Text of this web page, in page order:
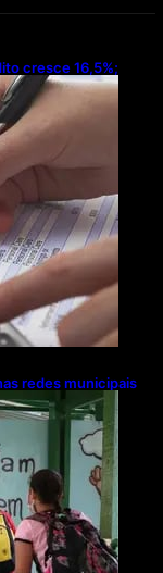
cresce 16,5%;
estados
redes municipais